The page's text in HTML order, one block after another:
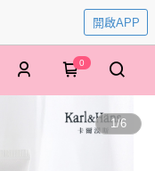
開啟APP
0
1/6